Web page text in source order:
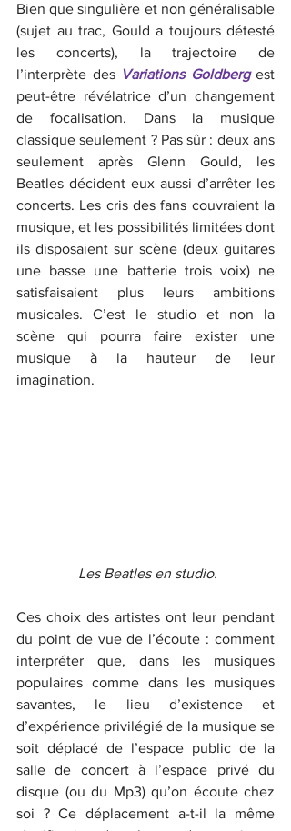
Bien que singulière et non généralisable
(sujet au trac, Gould a toujours détesté
les concerts), la trajectoire de
l’interprète des Variations Goldberg est
peut-être révélatrice d’un changement
de focalisation. Dans la musique
classique seulement ? Pas sûr : deux ans
seulement après Glenn Gould, les
Beatles décident eux aussi d’arrêter les
concerts. Les cris des fans couvraient la
musique, et les possibilités limitées dont
ils disposaient sur scène (deux guitares
une basse une batterie trois voix) ne
satisfaisaient plus leurs ambitions
musicales. C’est le studio et non la
scène qui pourra faire exister une
musique à la hauteur de leur
imagination.
Les Beatles en studio.
Ces choix des artistes ont leur pendant
du point de vue de l’écoute : comment
interpréter que, dans les musiques
populaires comme dans les musiques
savantes, le lieu d’existence et
d’expérience privilégié de la musique se
soit déplacé de l’espace public de la
salle de concert à l’espace privé du
disque (ou du Mp3) qu’on écoute chez
soi ? Ce déplacement a-t-il la même